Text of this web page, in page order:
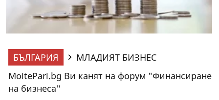
БЪЛГАРИЯ
МЛАДИЯТ БИЗНЕС
MoitePari.bg Ви канят на форум "Финансиране
на бизнеса"